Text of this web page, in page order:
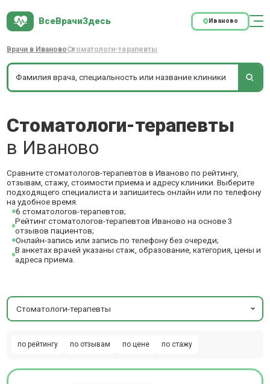
ВсеВрачиЗдесь Иваново
Врачи в ИвановоСтоматологи-терапевты
Стоматологи-терапевты
в Иваново
Сравните стоматологов-терапевтов в Иваново по рейтингу,
отзывам, стажу, стоимости приема и адресу клиники. Выберите
подходящего специалиста и запишитесь онлайн или по телефону
на удобное время.
6 стоматологов-терапевтов;
Рейтинг стоматологов-терапевтов Иваново на основе 3
отзывов пациентов;
Онлайн-запись или запись по телефону без очереди;
В анкетах врачей указаны стаж, образование, категория, цены и
адреса приема.
Стоматологи-терапевты
по рейтингу по отзывам по цене по стажу